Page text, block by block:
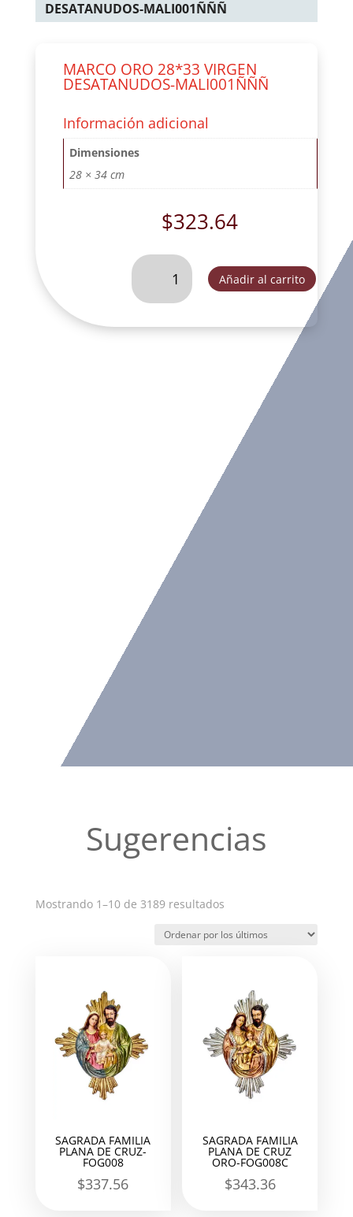
DESATANUDOS-MALI001ÑÑÑ
MARCO ORO 28*33 VIRGEN
DESATANUDOS-MALI001ÑÑÑ
Información adicional
Dimensiones
28 × 34 cm
$323.64
MARCO
28*33
DESATANUDOS-
Añadir al carrito
Sugerencias
Mostrando 1–10 de 3189 resultadosOrdenado
los
SAGRADA FAMILIA
PLANA DE CRUZ-
FOG008
$337.56
SAGRADA FAMILIA
PLANA DE CRUZ
ORO-FOG008C
$343.36